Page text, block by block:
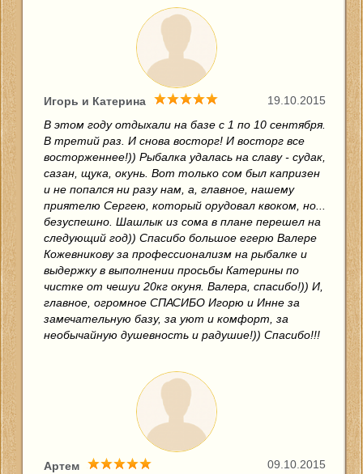
19.10.2015
Игорь и Катерина
В этом году отдыхали на базе с 1 по 10 сентября.
В третий раз. И снова восторг! И восторг все
восторженнее!)) Рыбалка удалась на славу - судак,
сазан, щука, окунь. Вот только сом был капризен
и не попался ни разу нам, а, главное, нашему
приятелю Сергею, который орудовал квоком, но...
безуспешно. Шашлык из сома в плане перешел на
следующий год)) Спасибо большое егерю Валере
Кожевникову за профессионализм на рыбалке и
выдержку в выполнении просьбы Катерины по
чистке от чешуи 20кг окуня. Валера, спасибо!)) И,
главное, огромное СПАСИБО Игорю и Инне за
замечательную базу, за уют и комфорт, за
необычайную душевность и радушие!)) Спасибо!!!
09.10.2015
Артем